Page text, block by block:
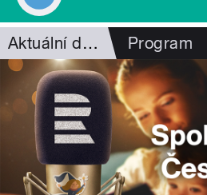
Aktuální dění Program